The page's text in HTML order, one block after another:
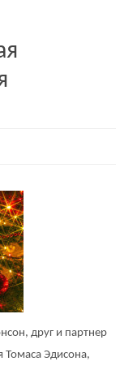
друг и партнер
Томаса Эдисона,